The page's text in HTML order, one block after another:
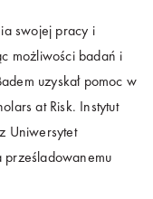
swojej pracy i
możliwości badań i
uzyskał pomoc w
at Risk. Instytut
Uniwersytet
prześladowanemu